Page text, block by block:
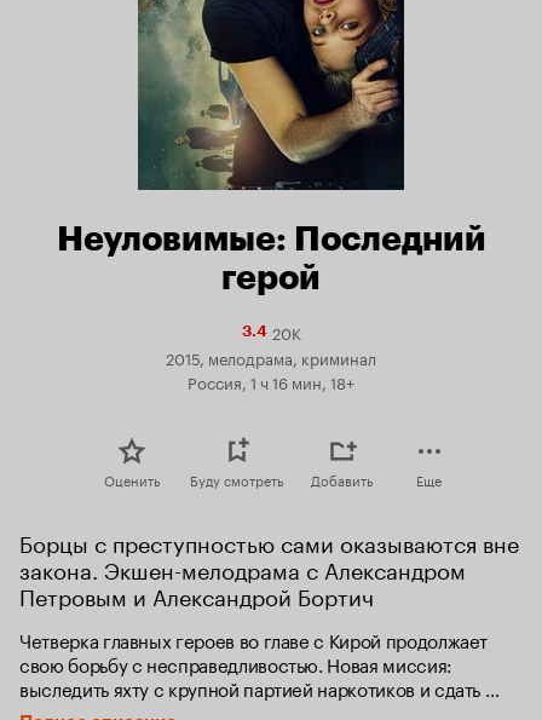
Неуловимые: Последний
герой
3.4Рейтинг
3.4
20K
2015, мелодрама, криминал
Россия, 1 ч 16 мин, 18+
Оценить Буду смотреть Добавить Еще
Борцы с преступностью сами оказываются вне
закона. Экшен-мелодрама с Александром
Петровым и Александрой Бортич
Четверка главных героев во главе с Кирой продолжает
свою борьбу с несправедливостью. Новая миссия:
выследить яхту с крупной партией наркотиков и сдать
всех ментам! И почти получилось. Вот только